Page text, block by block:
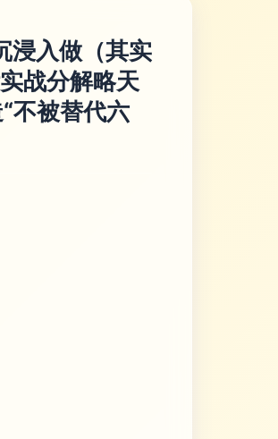
浸入做（其实
战分解略天
不被替代六